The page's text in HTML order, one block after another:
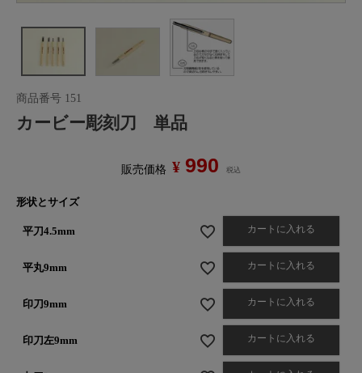
商品番号 151
カービー彫刻刀 単品
販売価格 ¥ 990 税込
形状とサイズ
平刀4.5mm カートに入れる
平丸9mm カートに入れる
印刀9mm カートに入れる
印刀左9mm カートに入れる